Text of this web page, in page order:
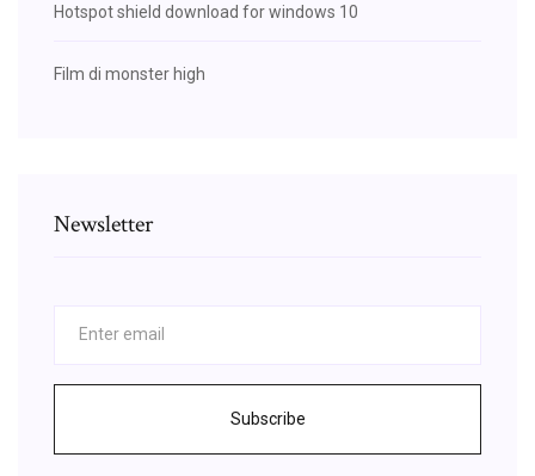
Hotspot shield download for windows 10
Film di monster high
Newsletter
Subscribe